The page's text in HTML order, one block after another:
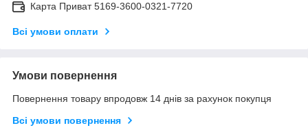
Карта Приват 5169-3600-0321-7720
Всі умови оплати
Умови повернення
Повернення товару впродовж 14 днів за рахунок покупця
Всі умови повернення